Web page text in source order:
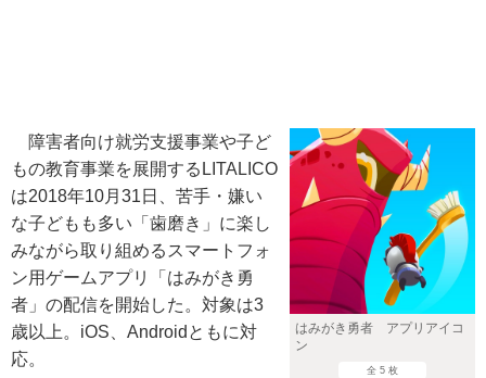
はみがき勇者 アプリアイコ
ン
全 5 枚
障害者向け就労支援事業や子ど
もの教育事業を展開するLITALICO
は2018年10月31日、苦手・嫌い
な子どもも多い「歯磨き」に楽し
みながら取り組めるスマートフォ
ン用ゲームアプリ「はみがき勇
者」の配信を開始した。対象は3
歳以上。iOS、Androidともに対
応。